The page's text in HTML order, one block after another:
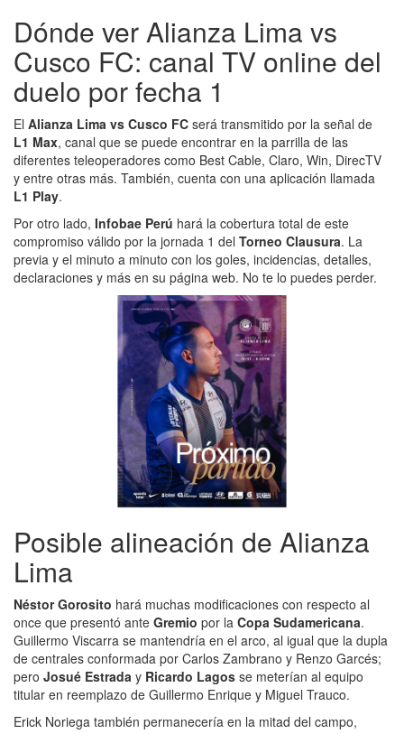
Dónde ver Alianza Lima vs
Cusco FC: canal TV online del
duelo por fecha 1
El Alianza Lima vs Cusco FC será transmitido por la señal de
L1 Max, canal que se puede encontrar en la parrilla de las
diferentes teleoperadores como Best Cable, Claro, Win, DirecTV
y entre otras más. También, cuenta con una aplicación llamada
L1 Play.
Por otro lado, Infobae Perú hará la cobertura total de este
compromiso válido por la jornada 1 del Torneo Clausura. La
previa y el minuto a minuto con los goles, incidencias, detalles,
declaraciones y más en su página web. No te lo puedes perder.
Posible alineación de Alianza
Lima
Néstor Gorosito hará muchas modificaciones con respecto al
once que presentó ante Gremio por la Copa Sudamericana.
Guillermo Viscarra se mantendría en el arco, al igual que la dupla
de centrales conformada por Carlos Zambrano y Renzo Garcés;
pero Josué Estrada y Ricardo Lagos se meterían al equipo
titular en reemplazo de Guillermo Enrique y Miguel Trauco.
Erick Noriega también permanecería en la mitad del campo,